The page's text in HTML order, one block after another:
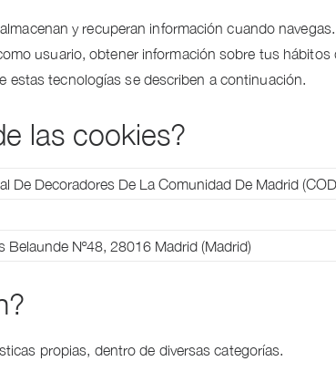
y recuperan información cuando
usuario, obtener información sobre tus
tecnologías se describen a continuación.
las cookies?
De Decoradores De La Comunidad De Madrid
Belaunde Nº48, 28016 Madrid (Madrid)
propias, dentro de diversas categorías.